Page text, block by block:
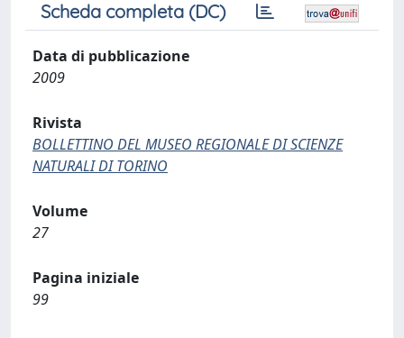
Scheda completa (DC)
Data di pubblicazione
2009
Rivista
BOLLETTINO DEL MUSEO REGIONALE DI SCIENZE
NATURALI DI TORINO
Volume
27
Pagina iniziale
99